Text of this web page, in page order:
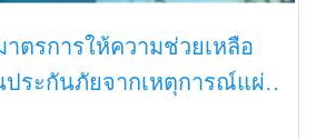
ตรการให้ความช่วยเหลือ
ประกันภัยจากเหตุการณ์แผ่น